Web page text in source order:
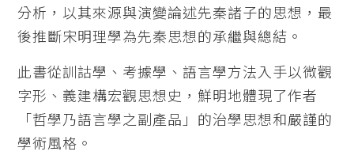
分析，以其來源與演變論述先秦諸子的思想，最
後推斷宋明理學為先秦思想的承繼與總結。
此書從訓詁學、考據學、語言學方法入手以微觀
字形、義建構宏觀思想史，鮮明地體現了作者
「哲學乃語言學之副產品」的治學思想和嚴謹的
學術風格。